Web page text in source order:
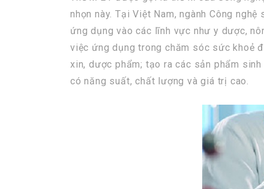
nhọn này. Tại Việt Nam, ngành Công
ứng dụng vào các lĩnh vực như y dược,
việc ứng dụng trong chăm sóc sức khoẻ
xin, dược phẩm; tạo ra các sản phẩm
có năng suất, chất lượng và giá trị cao.